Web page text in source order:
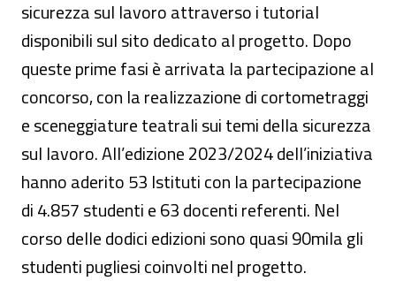
sicurezza sul lavoro attraverso i tutorial
disponibili sul sito dedicato al progetto. Dopo
queste prime fasi è arrivata la partecipazione al
concorso, con la realizzazione di cortometraggi
e sceneggiature teatrali sui temi della sicurezza
sul lavoro. All’edizione 2023/2024 dell’iniziativa
hanno aderito 53 Istituti con la partecipazione
di 4.857 studenti e 63 docenti referenti. Nel
corso delle dodici edizioni sono quasi 90mila gli
studenti pugliesi coinvolti nel progetto.